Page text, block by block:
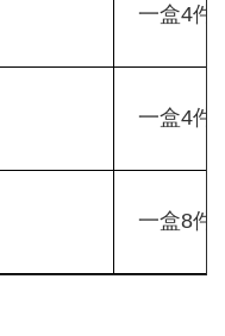
一盒4件
一盒4件
一盒8件